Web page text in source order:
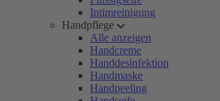
Intimreinigung
Handpflege
Alle anzeigen
Handcreme
Handdesinfektion
Handmaske
Handpeeling